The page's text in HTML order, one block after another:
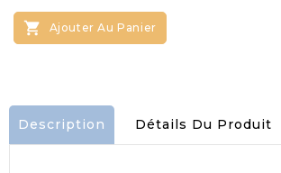
 Ajouter Au Panier
Description Détails Du Produit